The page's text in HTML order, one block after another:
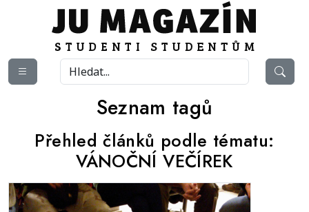
Seznam tagů
Přehled článků podle tématu:
VÁNOČNÍ VEČÍREK